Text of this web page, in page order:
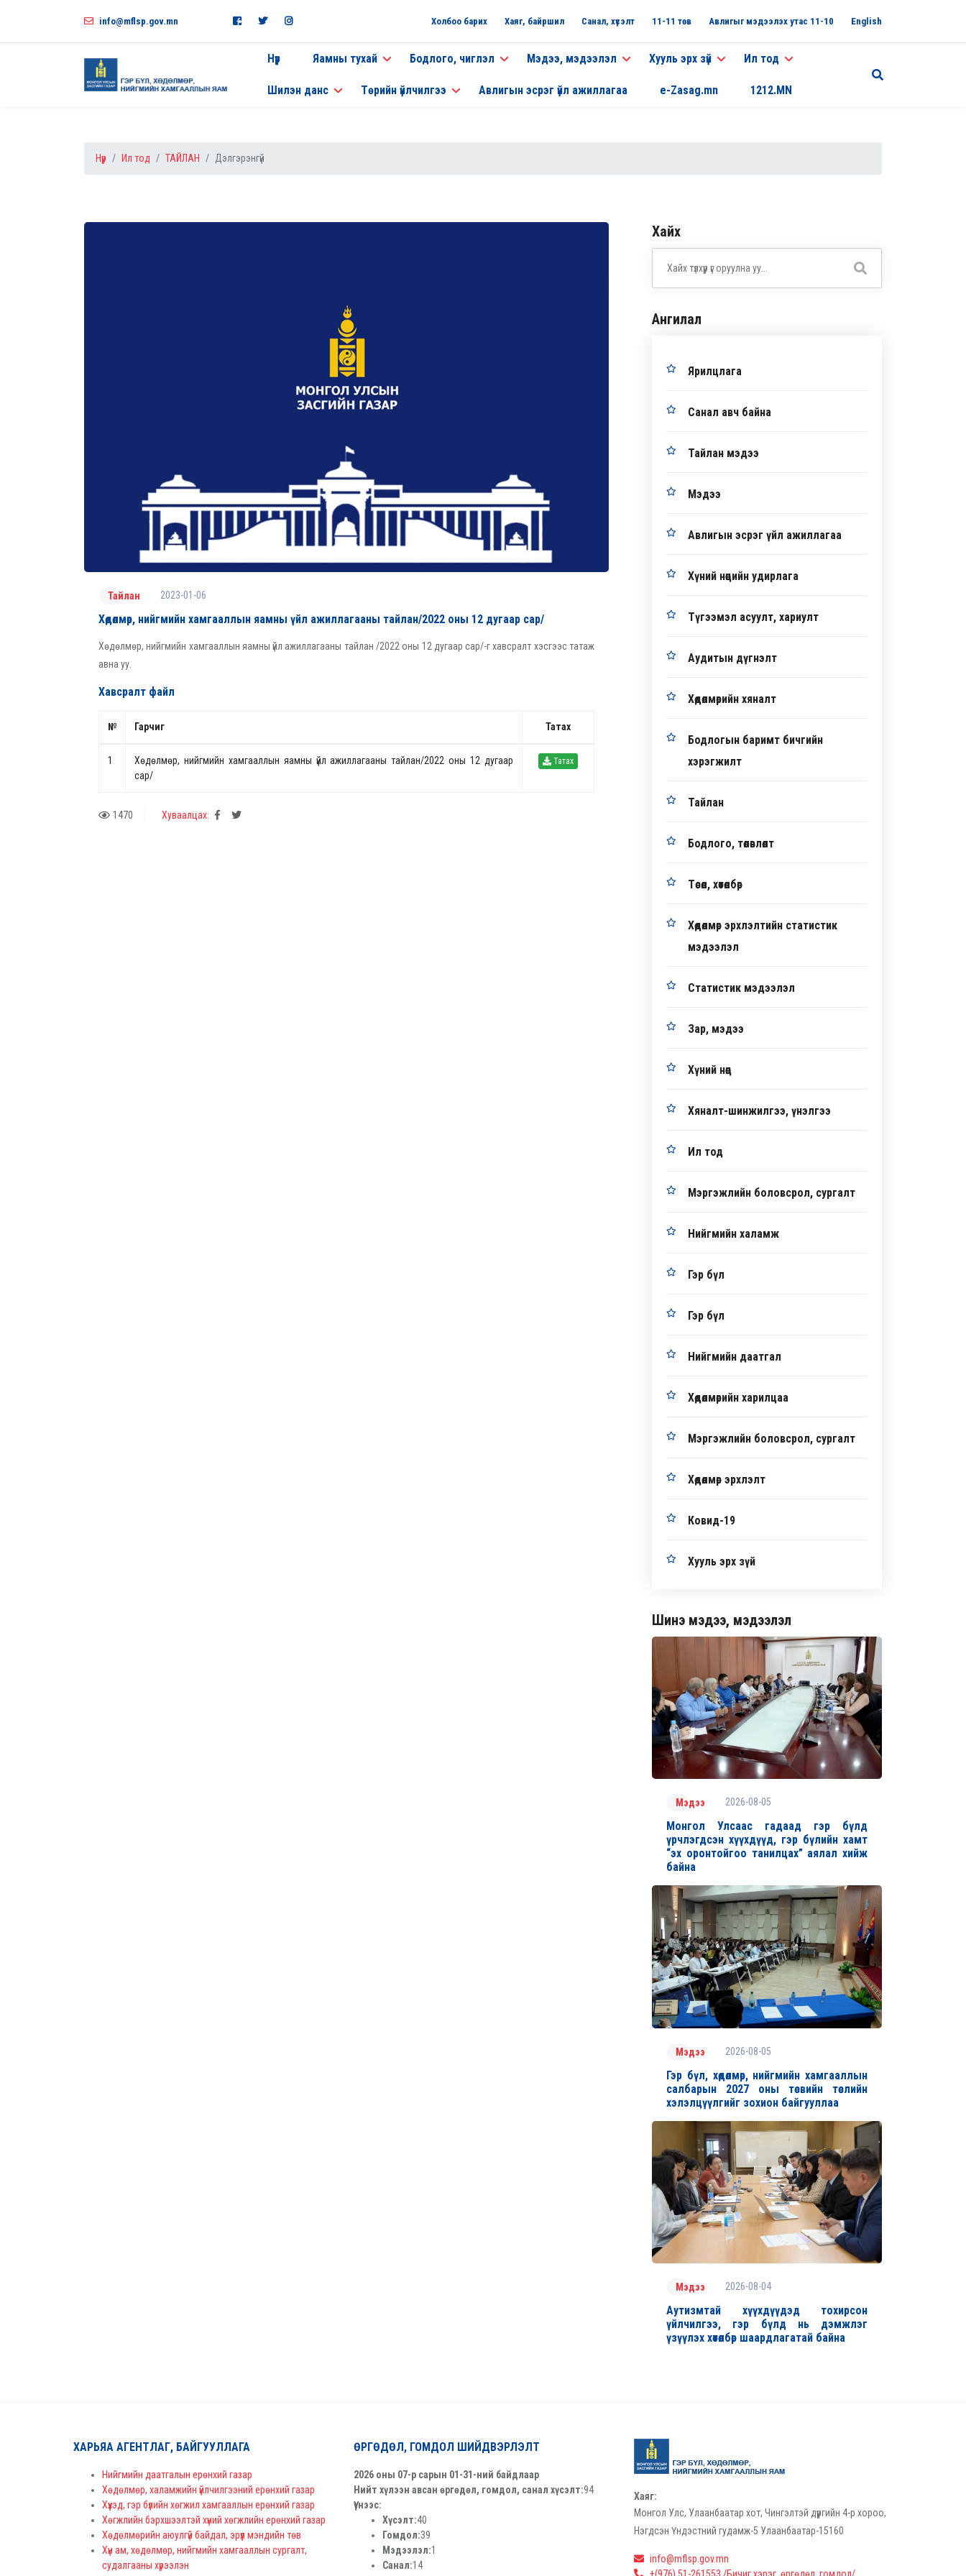
info@mflsp.gov.mn Холбоо барих Хаяг, байршил Санал, хүсэлт 11-11 төв Авлигыг мэдээлэх утас 11-10 English
Нүүр Яамны тухай Бодлого, чиглэл Мэдээ, мэдээлэл Хууль эрх зүй Ил тод
Шилэн данс Төрийн үйлчилгээ Авлигын эсрэг үйл ажиллагаа e-Zasag.mn 1212.MN
Нүүр Ил тод ТАЙЛАН Дэлгэрэнгүй
Тайлан 2023-01-06
Хөдөлмөр, нийгмийн хамгааллын яамны үйл ажиллагааны тайлан/2022 оны 12 дугаар сар/
Хөдөлмөр, нийгмийн хамгааллын яамны үйл ажиллагааны тайлан /2022 оны 12 дугаар сар/-г хавсралт хэсгээс татаж
авна уу.
Хавсралт файл
№ Гарчиг Татах
1
Хөдөлмөр, нийгмийн хамгааллын яамны үйл ажиллагааны тайлан/2022 оны 12 дугаар
сар/
Татах
1470 Хуваалцах:
Хайх
Ангилал
Ярилцлага
Санал авч байна
Тайлан мэдээ
Мэдээ
Авлигын эсрэг үйл ажиллагаа
Хүний нөөцийн удирлага
Түгээмэл асуулт, хариулт
Аудитын дүгнэлт
Хөдөлмөрийн хяналт
Бодлогын баримт бичгийн
хэрэгжилт
Тайлан
Бодлого, төлөвлөлт
Төсөл, хөтөлбөр
Хөдөлмөр эрхлэлтийн статистик
мэдээлэл
Статистик мэдээлэл
Зар, мэдээ
Хүний нөөц
Хяналт-шинжилгээ, үнэлгээ
Ил тод
Мэргэжлийн боловсрол, сургалт
Нийгмийн халамж
Гэр бүл
Гэр бүл
Нийгмийн даатгал
Хөдөлмөрийн харилцаа
Мэргэжлийн боловсрол, сургалт
Хөдөлмөр эрхлэлт
Ковид-19
Хууль эрх зүй
Шинэ мэдээ, мэдээлэл
Мэдээ 2026-08-05
Монгол Улсаас гадаад гэр бүлд
үрчлэгдсэн хүүхдүүд, гэр бүлийн хамт
“эх оронтойгоо танилцах” аялал хийж
байна
Мэдээ 2026-08-05
Гэр бүл, хөдөлмөр, нийгмийн хамгааллын
салбарын 2027 оны төсвийн төслийн
хэлэлцүүлгийг зохион байгууллаа
Мэдээ 2026-08-04
Аутизмтай хүүхдүүдэд тохирсон
үйлчилгээ, гэр бүлд нь дэмжлэг
үзүүлэх хөтөлбөр шаардлагатай байна
ХАРЬЯА АГЕНТЛАГ, БАЙГУУЛЛАГА
Нийгмийн даатгалын ерөнхий газар
Хөдөлмөр, халамжийн үйлчилгээний ерөнхий газар
Хүүхэд, гэр бүлийн хөгжил хамгааллын ерөнхий газар
Хөгжлийн бэрхшээлтэй хүний хөгжлийн ерөнхий газар
Хөдөлмөрийн аюулгүй байдал, эрүүл мэндийн төв
Хүн ам, хөдөлмөр, нийгмийн хамгааллын сургалт,
судалгааны хүрээлэн
ӨРГӨДӨЛ, ГОМДОЛ ШИЙДВЭРЛЭЛТ
2026 оны 07-р сарын 01-31-ний байдлаар
Нийт хүлээн авсан өргөдөл, гомдол, санал хүсэлт:94
Үүнээс:
Хүсэлт:40
Гомдол:39
Мэдээлэл:1
Санал:14
Хаяг:
Монгол Улс, Улаанбаатар хот, Чингэлтэй дүүргийн 4-р хороо,
Нэгдсэн Үндэстний гудамж-5 Улаанбаатар-15160
info@mflsp.gov.mn